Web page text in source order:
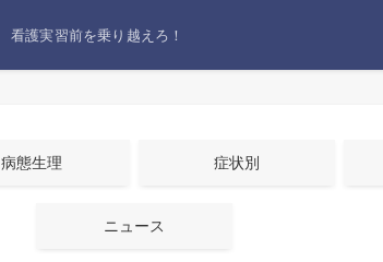
看護実習前を乗り越えろ！
病態生理 症状別
ニュース